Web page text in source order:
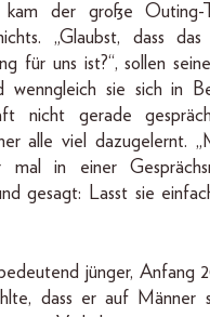
kam der große
„Glaubst, dass
für uns ist?“, sollen
wenngleich sie sich in
nicht gerade
alle viel dazugelernt.
mal in einer
gesagt: Lasst sie
jünger, Anfang
dass er auf Männer